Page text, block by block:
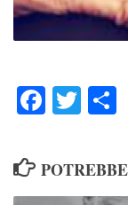
FacebookTwitter